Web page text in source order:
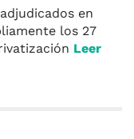
en
los 27
Leer